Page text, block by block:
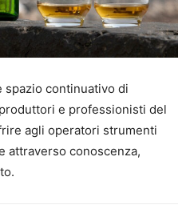
spazio continuativo di
e professionisti del
agli operatori strumenti
attraverso conoscenza,